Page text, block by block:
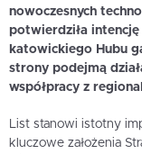
nowoczesnych
potwierdziła
katowickiego Hubu
strony podejmą
współpracy z
List stanowi istotny
kluczowe założenia